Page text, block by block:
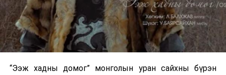
“Ээж хадны домог” монголын уран сайхны бүрэн